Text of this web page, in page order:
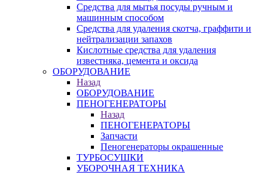
Средства для мытья посуды ручным и
машинным способом
Средства для удаления скотча, граффити и
нейтрализации запахов
Кислотные средства для удаления
известняка, цемента и оксида
ОБОРУДОВАНИЕ
Назад
ОБОРУДОВАНИЕ
ПЕНОГЕНЕРАТОРЫ
Назад
ПЕНОГЕНЕРАТОРЫ
Запчасти
Пеногенераторы окрашенные
ТУРБОСУШКИ
УБОРОЧНАЯ ТЕХНИКА